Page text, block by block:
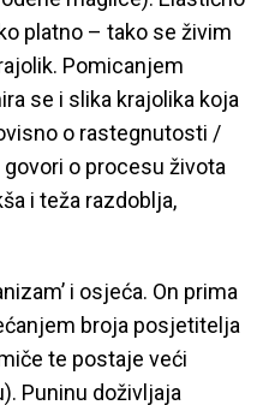
platno – tako se živim
Pomicanjem
se i slika krajolika koja
o rastegnutosti /
o procesu života
i teža razdoblja,
i osjeća. On prima
broja posjetitelja
te postaje veći
Puninu doživljaja